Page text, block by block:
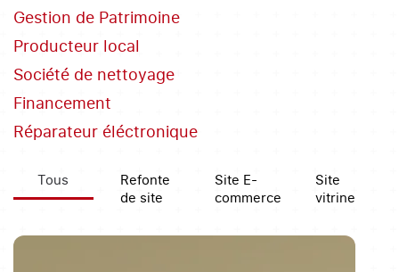
Gestion de Patrimoine
Producteur local
Société de nettoyage
Financement
Réparateur éléctronique
Tous
Refonte
de site
Site E-
commerce
Site
vitrine